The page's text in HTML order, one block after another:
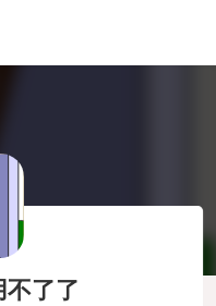
不了了